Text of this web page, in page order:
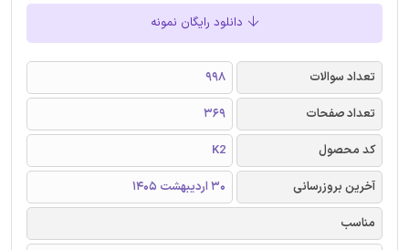
دانلود رایگان نمونه
تعداد سوالات
998
تعداد صفحات
369
کد محصول
K2
آخرین بروزرسانی
30 اردیبهشت 1405
مناسب